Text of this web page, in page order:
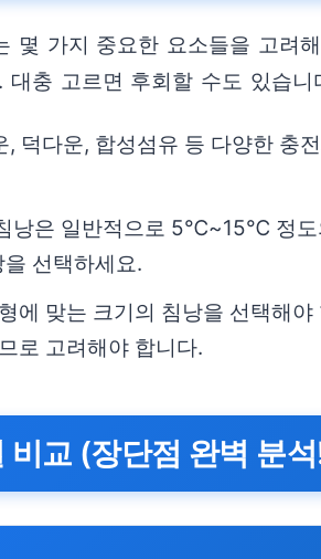
몇 가지 중요한 요소들을 고려
대충 고르면 후회할 수도 있습니
, 덕다운, 합성섬유 등 다양한 충
낭은 일반적으로 5℃~15℃ 정도
을 선택하세요.
에 맞는 크기의 침낭을 선택해
로 고려해야 합니다.
비교 (장단점 완벽 분